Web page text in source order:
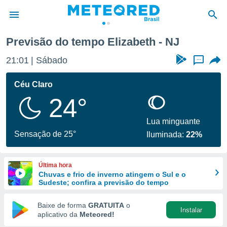
da
fornecidas
a este
das
e
forma
digital
Previsão do tempo Elizabeth - NJ
21:01 Sábado ...
Céu Claro
24°
Sensação de 25°
Lua minguante
Iluminada:22%
Última hora
Chuvas e frio de inverno atingem o Sul e o
Sudeste; confira a previsão do tempo
Baixe de forma GRATUITA o
aplicativo da Meteored!
Instalar